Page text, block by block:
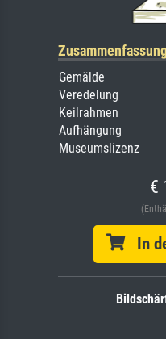
Gemälde
Veredelung
Keilrahmen
Aufhängung
Museumslizenz
€
In